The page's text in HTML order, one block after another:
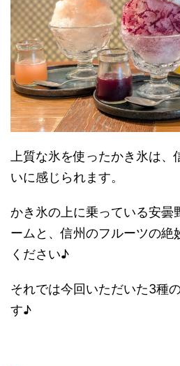
上質な氷を使ったかき氷は、
いに感じられます。
かき氷の上に乗っている安曇
ームと、信州のフルーツの絶
ください♪
それでは今回いただいた3種
す♪